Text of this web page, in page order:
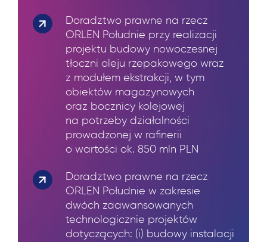
Doradztwo prawne na rzecz
ORLEN Południe przy realizacji
projektu budowy nowoczesnej
tłoczni oleju rzepakowego wraz
z modułem ekstrakcji, w tym
obiektów magazynowych
oraz bocznicy kolejowej
na potrzeby działalności
prowadzonej w rafinerii
o wartości ok. 850 mln PLN
Doradztwo prawne na rzecz
ORLEN Południe w zakresie
dwóch zaawansowanych
technologicznie projektów
dotyczących: (i) budowy instalacji